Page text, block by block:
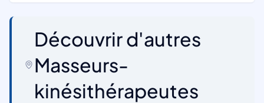
Découvrir d'autres
Masseurs-
kinésithérapeutes